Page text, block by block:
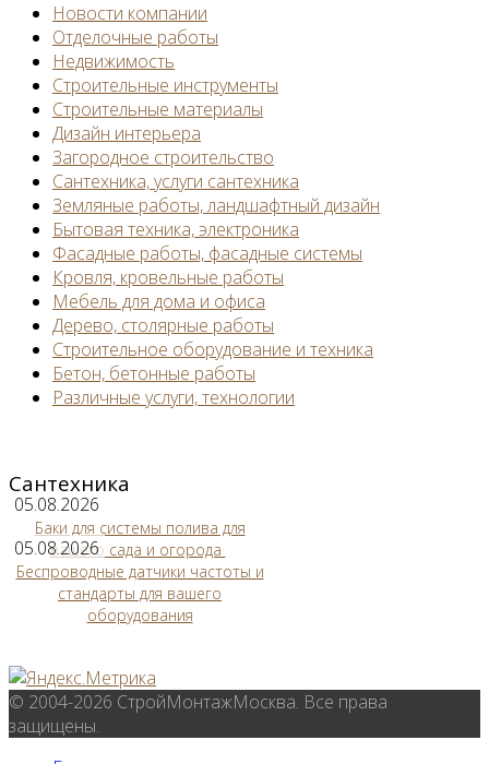
Новости компании
Отделочные работы
Недвижимость
Строительные инструменты
Строительные материалы
Дизайн интерьера
Загородное строительство
Сантехника, услуги сантехника
Земляные работы, ландшафтный дизайн
Бытовая техника, электроника
Фасадные работы, фасадные системы
Кровля, кровельные работы
Мебель для дома и офиса
Дерево, столярные работы
Строительное оборудование и техника
Бетон, бетонные работы
Различные услуги, технологии
Сантехника
05.08.2026
Баки для системы полива для
вашего сада и огорода
05.08.2026
Беспроводные датчики частоты и
стандарты для вашего
оборудования
© 2004-2026 СтройМонтажМосква. Все права
защищены.